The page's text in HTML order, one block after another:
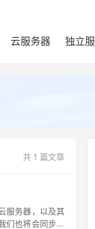
云服务器 独立
共 1 篇文章
服务器，以及其
们也将会同步和